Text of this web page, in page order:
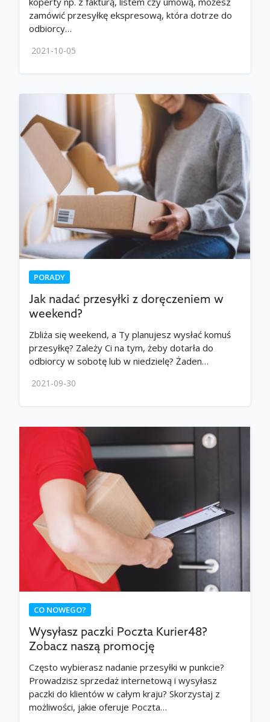
zamówić przesyłkę ekspresową, która dotrze do
odbiorcy…
2021-10-05
PORADY
Jak nadać przesyłki z doręczeniem w
weekend?
Zbliża się weekend, a Ty planujesz wysłać komuś
przesyłkę? Zależy Ci na tym, żeby dotarła do
odbiorcy w sobotę lub w niedzielę? Żaden…
2021-09-30
CO NOWEGO?
Wysyłasz paczki Poczta Kurier48?
Zobacz naszą promocję
Często wybierasz nadanie przesyłki w punkcie?
Prowadzisz sprzedaż internetową i wysyłasz
paczki do klientów w całym kraju? Skorzystaj z
możliwości, jakie oferuje Poczta…